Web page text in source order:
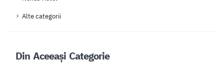
Alte categorii
Din Aceeași Categorie